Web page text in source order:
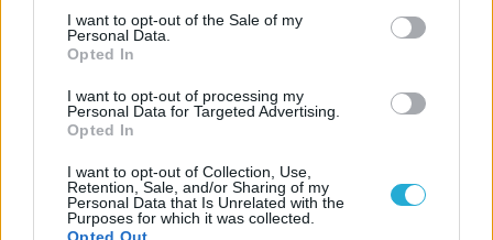
consent section.
I want to opt-out of the Sale of my
Personal Data.
Opted In
I want to opt-out of processing my
Personal Data for Targeted Advertising.
Opted In
I want to opt-out of Collection, Use,
Retention, Sale, and/or Sharing of my
Personal Data that Is Unrelated with the
Purposes for which it was collected.